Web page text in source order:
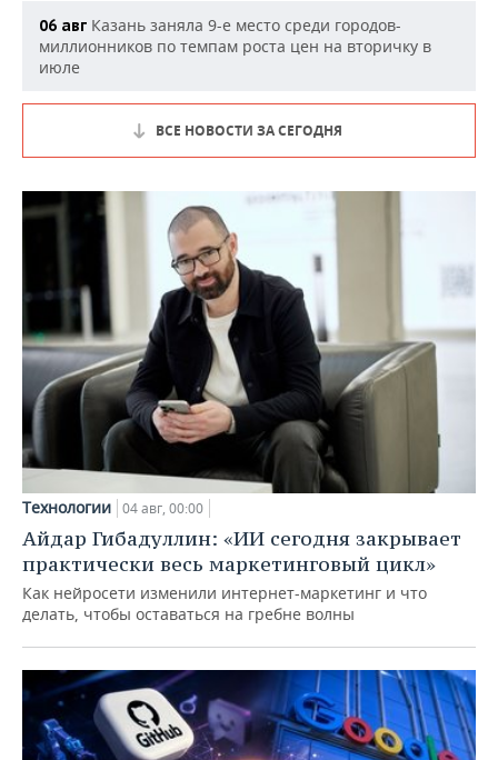
06 авг Казань заняла 9-е место среди городов-
миллионников по темпам роста цен на вторичку в
июле
ВСЕ НОВОСТИ ЗА СЕГОДНЯ
Технологии 04 авг, 00:00
Айдар Гибадуллин: «ИИ сегодня закрывает
практически весь маркетинговый цикл»
Как нейросети изменили интернет-маркетинг и что
делать, чтобы оставаться на гребне волны